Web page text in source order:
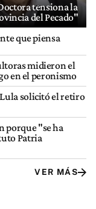
tensiona la
del Pecado"
que piensa
midieron el
en el peronismo
solicitó el retiro
porque "se ha
Patria
VER MÁS